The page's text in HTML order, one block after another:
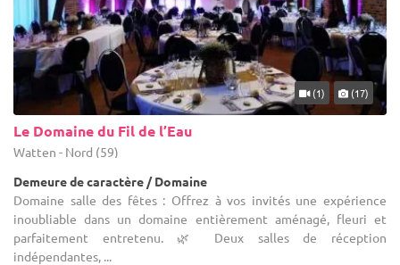
(1) (17)
Le Domaine du Fil de l’Eau
Watten - Nord (59)
Demeure de caractère / Domaine
Domaine salle des fêtes : Offrez à vos invités une expérience
inoubliable dans un domaine entièrement aménagé, fleuri et
parfaitement entretenu. 🌿 Deux salles de réception
indépendantes, ...